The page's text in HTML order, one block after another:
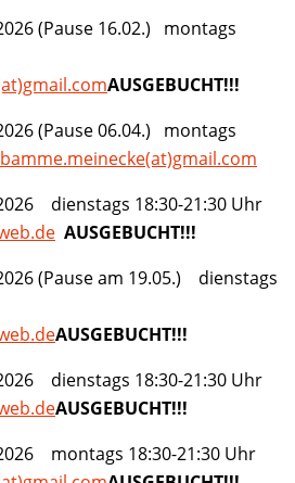
(Pause 16.02.) montags
AUSGEBUCHT!!!
(Pause 06.04.) montags
dienstags 18:30-21:30 Uhr
AUSGEBUCHT!!!
(Pause am 19.05.) dienstags
AUSGEBUCHT!!!
dienstags 18:30-21:30 Uhr
AUSGEBUCHT!!!
montags 18:30-21:30 Uhr